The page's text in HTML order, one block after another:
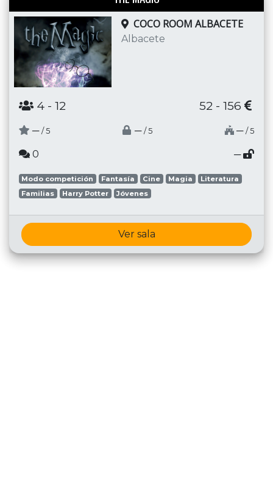
COCO ROOM ALBACETE
Albacete
4 - 12 52 - 156
─ / 5 ─ / 5 ─ / 5
0 ─
Modo competición Fantasía Cine Magia
Literatura
Familias
Harry Potter Jóvenes
Ver sala